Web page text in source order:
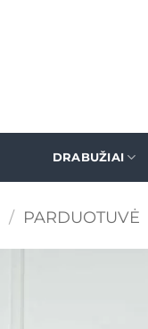
DRABUŽIAI
/ PARDUOTUVĖ